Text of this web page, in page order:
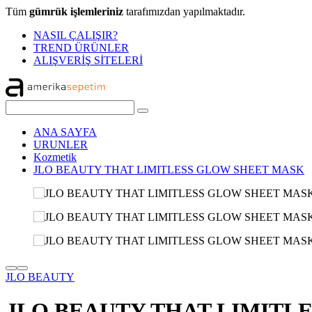
Tüm gümrük işlemleriniz tarafımızdan yapılmaktadır.
NASIL ÇALIŞIR?
TREND ÜRÜNLER
ALIŞVERİŞ SİTELERİ
ANA SAYFA
URUNLER
Kozmetik
JLO BEAUTY THAT LIMITLESS GLOW SHEET MASK
JLO BEAUTY